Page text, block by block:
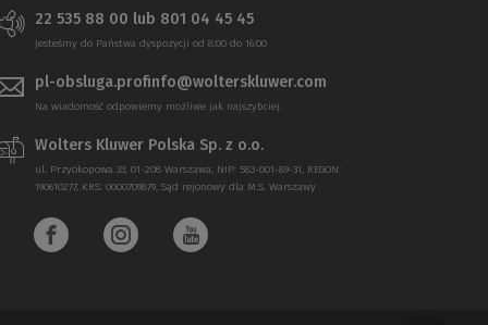
22 535 88 00 lub 801 04 45 45
Jesteśmy do Państwa dyspozycji od 8:00 do 16:00
pl-obsluga.profinfo@wolterskluwer.com
Na wiadomość odpowiemy możliwe jak najszybciej.
Wolters Kluwer Polska Sp. z o.o.
ul. Przyokopowa 33, 01-208 Warszawa; NIP: 583-001-89-31, REGON:
190610277, KRS: 0000709879, Sąd rejonowy dla M.S. Warszawy